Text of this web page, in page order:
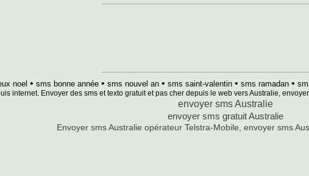
noel • sms bonne année • sms nouvel an • sms saint-valentin • sms ramadan •
internet. Envoyer des sms et texto gratuit et pas cher depuis le web vers Australie,
envoyer sms Australie
envoyer sms gratuit Australie
Envoyer sms Australie opérateur Telstra-Mobile, envoyer sms